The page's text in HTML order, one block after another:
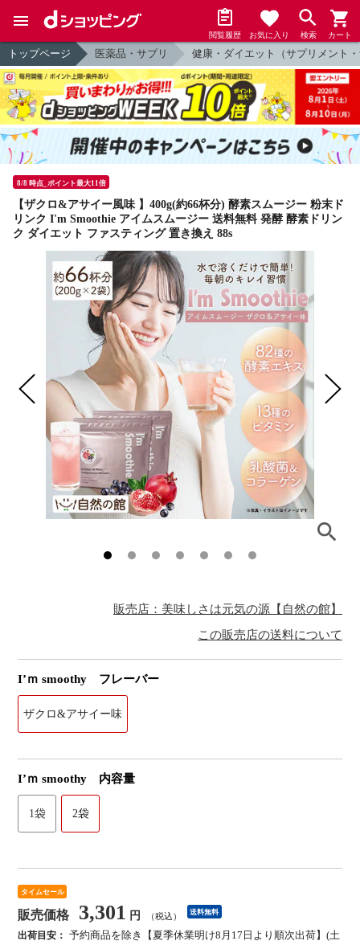
閲覧履歴 お気に入り 検索 カート
トップページ 医薬品・サプリ 健康・ダイエット（サプリメント
8/8 時点_ポイント最大11倍
【ザクロ&アサイー風味 】400g(約66杯分) 酵素スムージー 粉末ド
リンク I'm Smoothie アイムスムージー 送料無料 発酵 酵素ドリン
ク ダイエット ファスティング 置き換え 88s
販売店：美味しさは元気の源【自然の館】
この販売店の送料について
I’ｍ smoothy フレーバー
ザクロ&アサイー味
I’ｍ smoothy 内容量
1袋 2袋
タイムセール
販売価格 3,301 円 （税込） 送料無料
出荷目安： 予約商品を除き【夏季休業明け8月17日より順次出荷】(土